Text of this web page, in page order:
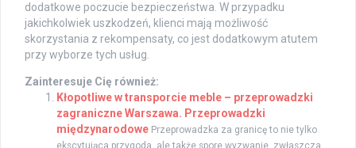
dodatkowe poczucie bezpieczeństwa. W przypadku
jakichkolwiek uszkodzeń, klienci mają możliwość
skorzystania z rekompensaty, co jest dodatkowym atutem
przy wyborze tych usług.
Zainteresuje Cię również:
Kłopotliwe w transporcie meble – przeprowadzki
zagraniczne Warszawa. Przeprowadzki
międzynarodowe Przeprowadzka za granicę to nie tylko
ekscytująca przygoda, ale także spore wyzwanie, zwłaszcza